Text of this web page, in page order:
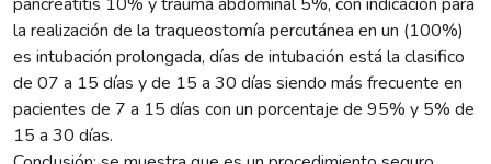
la realización de la traqueostomía percutánea en un (100%)
es intubación prolongada, días de intubación está la clasifico
de 07 a 15 días y de 15 a 30 días siendo más frecuente en
pacientes de 7 a 15 días con un porcentaje de 95% y 5% de
15 a 30 días.